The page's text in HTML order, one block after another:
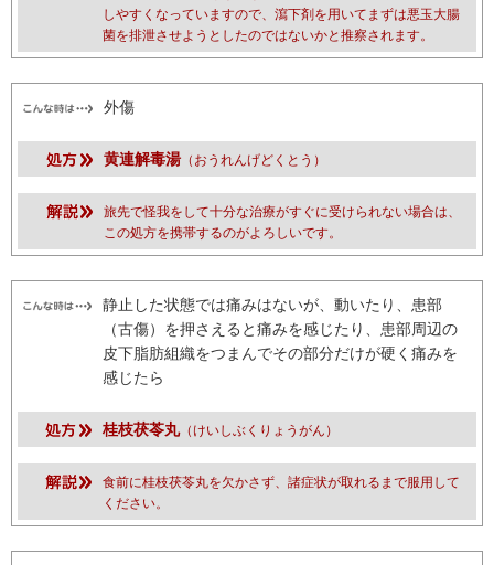
しやすくなっていますので、瀉下剤を用いてまずは悪玉大腸
菌を排泄させようとしたのではないかと推察されます。
外傷
黄連解毒湯 （おうれんげどくとう）
旅先で怪我をして十分な治療がすぐに受けられない場合は、
この処方を携帯するのがよろしいです。
静止した状態では痛みはないが、動いたり、患部
（古傷）を押さえると痛みを感じたり、患部周辺の
皮下脂肪組織をつまんでその部分だけが硬く痛みを
感じたら
桂枝茯苓丸（けいしぶくりょうがん）
食前に桂枝茯苓丸を欠かさず、諸症状が取れるまで服用して
ください。